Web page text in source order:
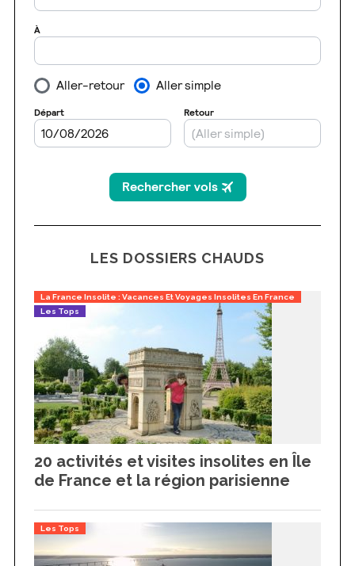
LES DOSSIERS CHAUDS
La France Insolite : Vacances Et Voyages Insolites En France
Les Tops
20 activités et visites insolites en Île
de France et la région parisienne
Les Tops